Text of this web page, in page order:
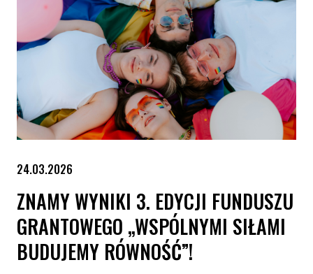
24.03.2026
ZNAMY WYNIKI 3. EDYCJI FUNDUSZU
GRANTOWEGO „WSPÓLNYMI SIŁAMI
BUDUJEMY RÓWNOŚĆ”!